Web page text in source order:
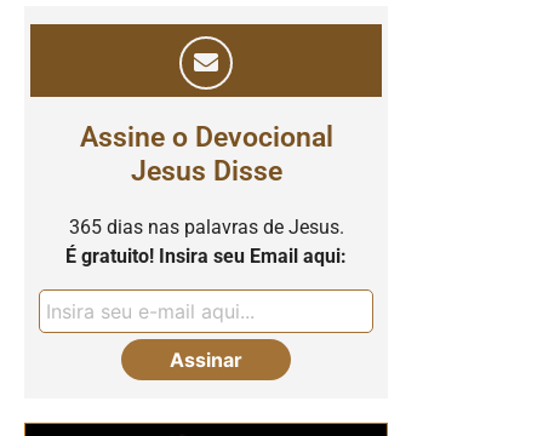
Assine o Devocional
Jesus Disse
365 dias nas palavras de Jesus.
É gratuito! Insira seu Email aqui: